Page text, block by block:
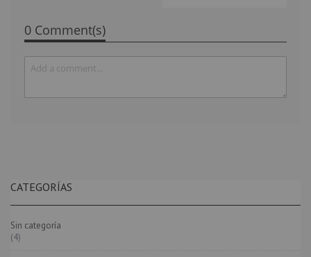
0 Comment(s)
CATEGORÍAS
Sin categoría
(4)